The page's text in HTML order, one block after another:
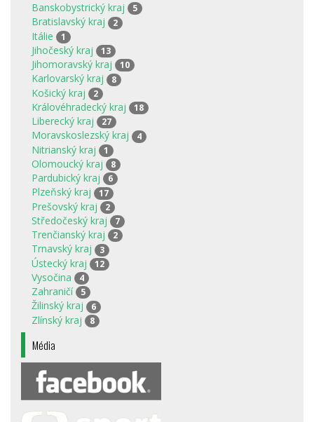
Banskobystrický kraj 5
Bratislavský kraj 2
Itálie 1
Jihočeský kraj 13
Jihomoravský kraj 10
Karlovarský kraj 8
Košický kraj 2
Královéhradecký kraj 18
Liberecký kraj 27
Moravskoslezský kraj 4
Nitrianský kraj 1
Olomoucký kraj 8
Pardubický kraj 6
Plzeňský kraj 17
Prešovský kraj 2
Středočeský kraj 7
Trenčianský kraj 2
Trnavský kraj 3
Ústecký kraj 12
Vysočina 4
Zahraničí 5
Žilinský kraj 6
Zlínský kraj 8
Média